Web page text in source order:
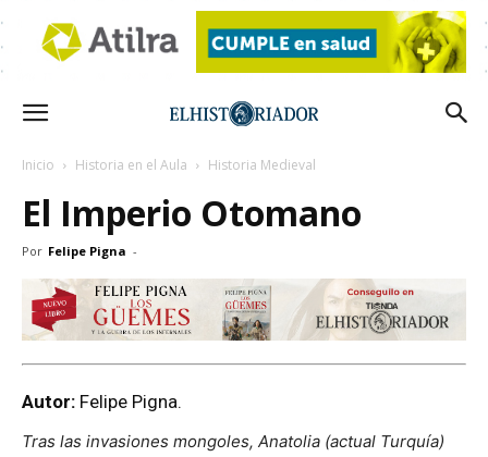
Inicio Historia en el Aula Historia Medieval
El Imperio Otomano
Por Felipe Pigna -
Autor: Felipe Pigna.
Tras las invasiones mongoles, Anatolia (actual Turquía)